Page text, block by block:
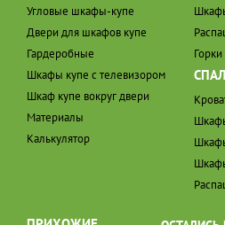
Угловые шкафы-купе
Двери для шкафов купе
Гардеробные
Шкафы купе с телевизором
Шкаф купе вокруг двери
Материалы
Калькулятор